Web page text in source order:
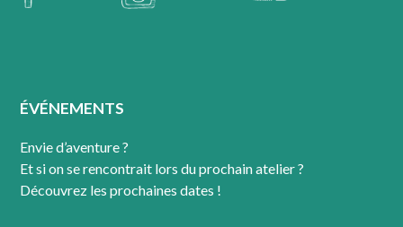
ÉVÉNEMENTS
Envie d’aventure ?
Et si on se rencontrait lors du prochain atelier ?
Découvrez les prochaines dates !